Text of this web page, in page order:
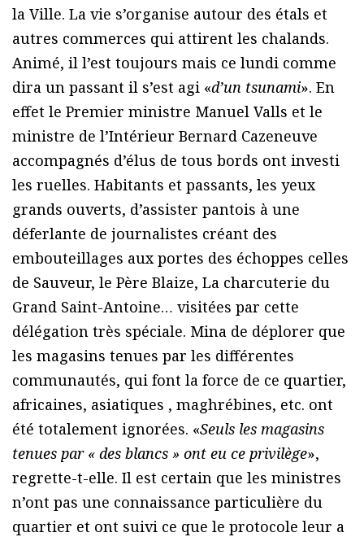
la Ville. La vie s’organise autour des étals et
autres commerces qui attirent les chalands.
Animé, il l’est toujours mais ce lundi comme
dira un passant il s’est agi «d’un tsunami». En
effet le Premier ministre Manuel Valls et le
ministre de l’Intérieur Bernard Cazeneuve
accompagnés d’élus de tous bords ont investi
les ruelles. Habitants et passants, les yeux
grands ouverts, d’assister pantois à une
déferlante de journalistes créant des
embouteillages aux portes des échoppes celles
de Sauveur, le Père Blaize, La charcuterie du
Grand Saint-Antoine… visitées par cette
délégation très spéciale. Mina de déplorer que
les magasins tenues par les différentes
communautés, qui font la force de ce quartier,
africaines, asiatiques , maghrébines, etc. ont
été totalement ignorées. «Seuls les magasins
tenues par « des blancs » ont eu ce privilège»,
regrette-t-elle. Il est certain que les ministres
n’ont pas une connaissance particulière du
quartier et ont suivi ce que le protocole leur a